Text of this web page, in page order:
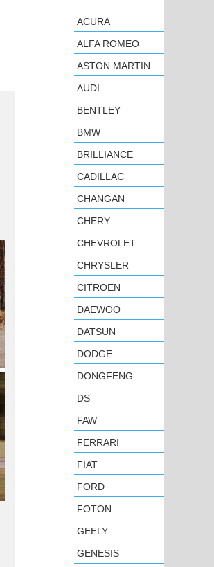
ACURA
ALFA ROMEO
ASTON MARTIN
AUDI
BENTLEY
BMW
BRILLIANCE
CADILLAC
CHANGAN
CHERY
CHEVROLET
CHRYSLER
CITROEN
DAEWOO
DATSUN
DODGE
DONGFENG
DS
FAW
FERRARI
FIAT
FORD
FOTON
GEELY
GENESIS